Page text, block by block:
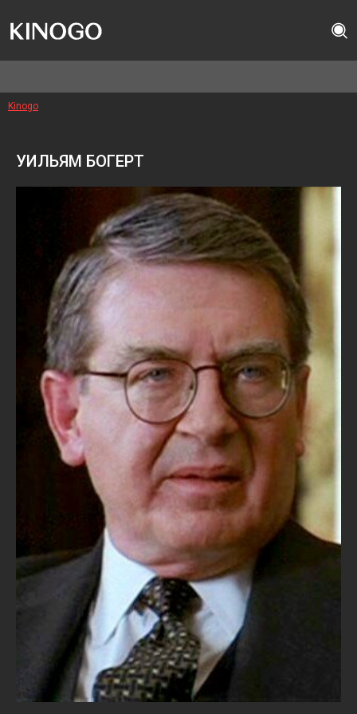
Kinogo
УИЛЬЯМ БОГЕРТ